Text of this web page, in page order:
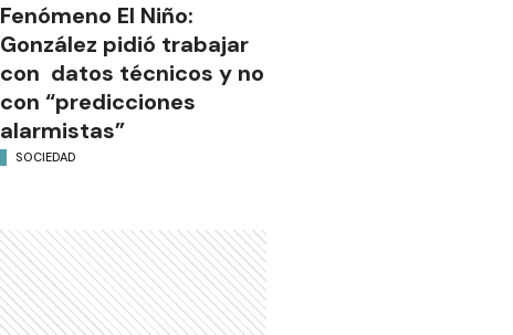
Fenómeno El Niño:
González pidió trabajar
con datos técnicos y no
con “predicciones
alarmistas”
SOCIEDAD